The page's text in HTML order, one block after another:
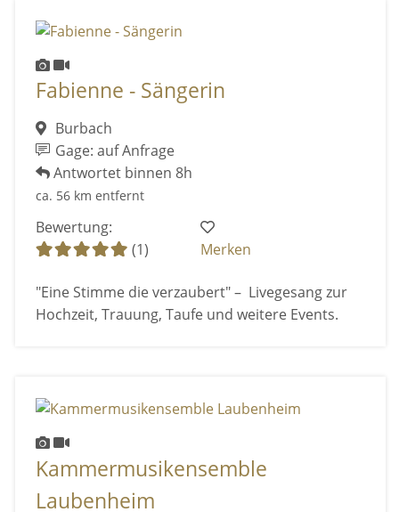
Fabienne - Sängerin
Burbach
Gage: auf Anfrage
Antwortet binnen 8h
ca. 56 km entfernt
Bewertung:
(1)
Merken
"Eine Stimme die verzaubert" – Livegesang zur
Hochzeit, Trauung, Taufe und weitere Events.
Kammermusikensemble
Laubenheim